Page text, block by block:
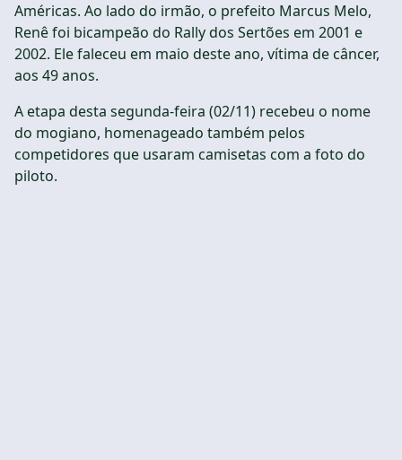
Américas. Ao lado do irmão, o prefeito Marcus Melo,
Renê foi bicampeão do Rally dos Sertões em 2001 e
2002. Ele faleceu em maio deste ano, vítima de câncer,
aos 49 anos.
A etapa desta segunda-feira (02/11) recebeu o nome
do mogiano, homenageado também pelos
competidores que usaram camisetas com a foto do
piloto.